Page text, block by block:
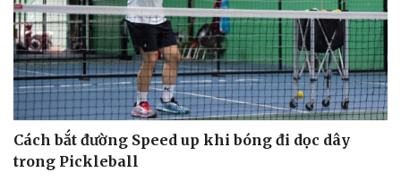
Cách bắt đường Speed up khi bóng đi dọc dây
trong Pickleball